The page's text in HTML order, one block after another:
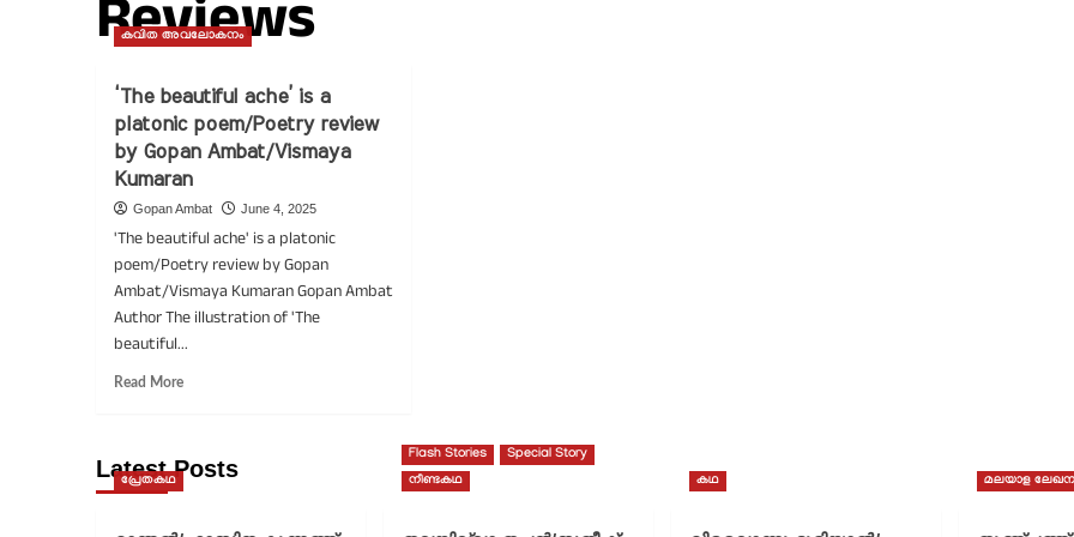
Reviews
കവിത അവലോകനം
‘The beautiful ache’ is a
platonic poem/Poetry review
by Gopan Ambat/Vismaya
Kumaran
Gopan Ambat June 4, 2025
'The beautiful ache' is a platonic
poem/Poetry review by Gopan
Ambat/Vismaya Kumaran Gopan Ambat
Author The illustration of 'The
beautiful...
Read MoreRead
beautiful
ache’
Latest Posts
പ്രേതകഥ
Flash Stories
Special Story
നീണ്ടകഥ
കഥ മലയാള